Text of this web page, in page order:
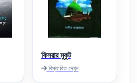
কিসরার মুকুট
বিস্তারিত দেখুন